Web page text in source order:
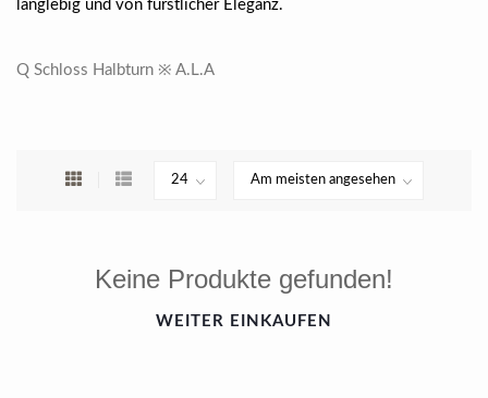
langlebig und von fürstlicher Eleganz.
Q Schloss Halbturn ※ A.L.A
Keine Produkte gefunden!
WEITER EINKAUFEN